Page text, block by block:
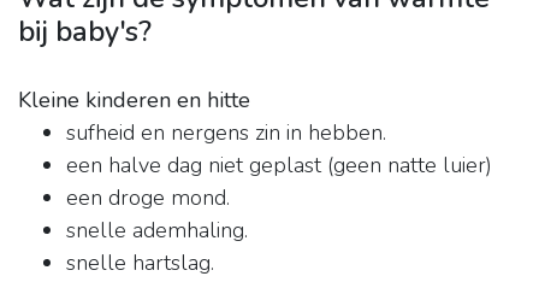
bij baby's?
Kleine kinderen en hitte
sufheid en nergens zin in hebben.
een halve dag niet geplast (geen natte luier)
een droge mond.
snelle ademhaling.
snelle hartslag.